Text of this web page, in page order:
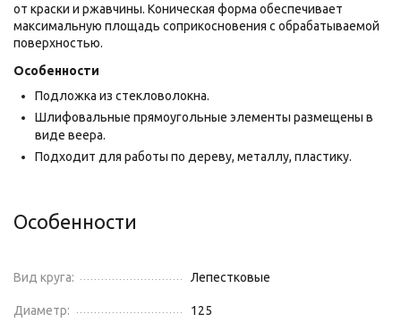
от краски и ржавчины. Коническая форма обеспечивает
максимальную площадь соприкосновения с обрабатываемой
поверхностью.
Особенности
Подложка из стекловолокна.
Шлифовальные прямоугольные элементы размещены в
виде веера.
Подходит для работы по дереву, металлу, пластику.
Особенности
Вид круга: Лепестковые
Диаметр: 125